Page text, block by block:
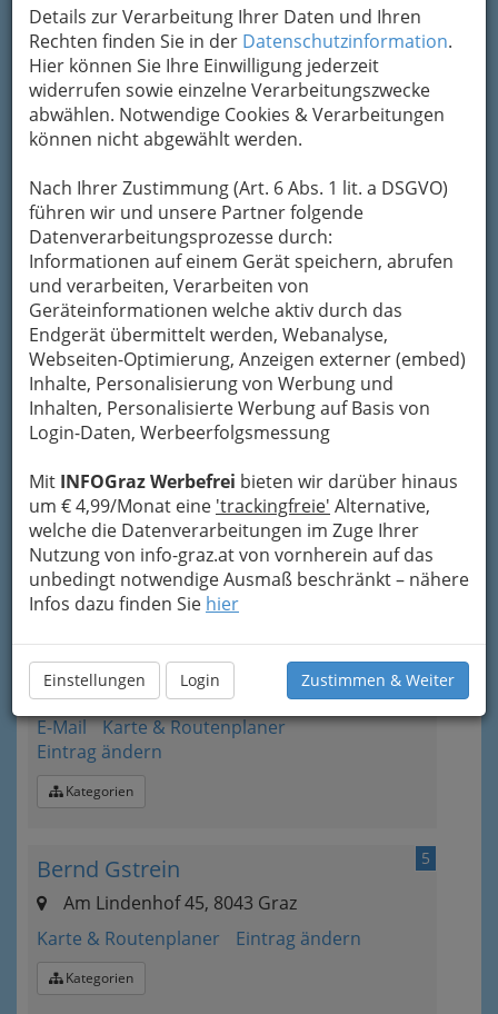
Details zur Verarbeitung Ihrer Daten und Ihren
Rechten finden Sie in der Datenschutzinformation.
Hier können Sie Ihre Einwilligung jederzeit
widerrufen sowie einzelne Verarbeitungszwecke
abwählen. Notwendige Cookies & Verarbeitungen
können nicht abgewählt werden.
Nach Ihrer Zustimmung (Art. 6 Abs. 1 lit. a DSGVO)
führen wir und unsere Partner folgende
Datenverarbeitungsprozesse durch:
Informationen auf einem Gerät speichern, abrufen
und verarbeiten, Verarbeiten von
Geräteinformationen welche aktiv durch das
Endgerät übermittelt werden, Webanalyse,
Webseiten-Optimierung, Anzeigen externer (embed)
Inhalte, Personalisierung von Werbung und
Inhalten, Personalisierte Werbung auf Basis von
Login-Daten, Werbeerfolgsmessung
Mit INFOGraz Werbefrei bieten wir darüber hinaus
um € 4,99/Monat eine 'trackingfreie' Alternative,
welche die Datenverarbeitungen im Zuge Ihrer
Nutzung von info-graz.at von vornherein auf das
unbedingt notwendige Ausmaß beschränkt – nähere
Infos dazu finden Sie hier
Einstellungen Login Zustimmen & Weiter
Karte & Routenplaner
Eintrag ändern
Kategorien
2
FRIPAL - Immobilienverwaltung
Plüddemanngasse 45, 8010 Graz
+43 316 406 060 - 80
+43 316 406 060 - 4
E-Mail
Karte & Routenplaner
Eintrag ändern
Kategorien
3
Grgic Irena
Karte & Routenplaner
Eintrag ändern
Kategorien
Ing. Michael Grundner
Messendorfberg 196, 8042 Graz-St.Peter
+43 316 401 333
+43 316 401 333-4
E-Mail
Karte & Routenplaner
Eintrag ändern
Kategorien
5
Bernd Gstrein
Am Lindenhof 45, 8043 Graz
Karte & Routenplaner
Eintrag ändern
Kategorien